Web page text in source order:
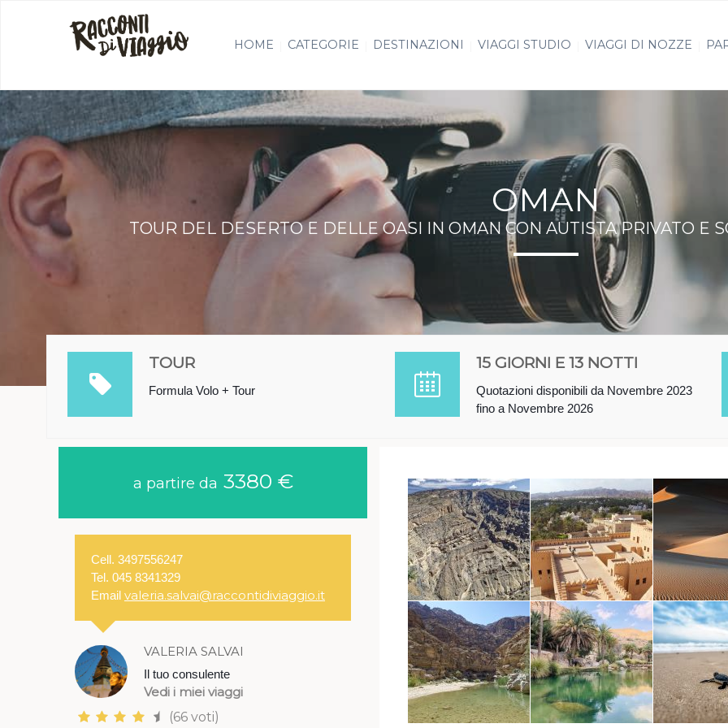
HOME CATEGORIE DESTINAZIONI VIAGGI STUDIO VIAGGI DI NOZZE
OMAN
TOUR DEL DESERTO E DELLE OASI IN OMAN CON AUTISTA PRIVATO E
TOUR
Formula Volo + Tour
15 GIORNI E 13 NOTTI
Quotazioni disponibili da Novembre 2023
fino a Novembre 2026
a partire da 3380 €
Cell. 3497556247
Tel. 045 8341329
Email valeria.salvai@raccontidiviaggio.it
VALERIA SALVAI
Il tuo consulente
Vedi i miei viaggi
(66 voti)